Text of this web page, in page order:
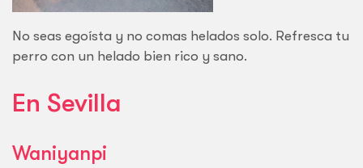
No seas egoísta y no comas helados solo. Refresca tu
perro con un helado bien rico y sano.
En Sevilla
Waniyanpi